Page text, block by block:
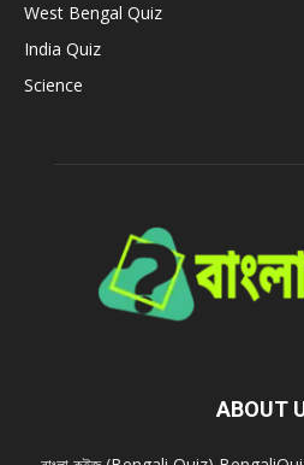
West Bengal Quiz
India Quiz
Science
ABOUT